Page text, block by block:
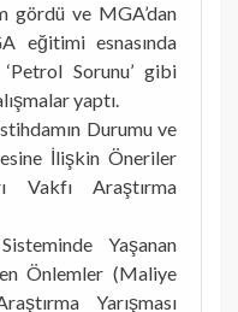
gördü ve MGA’dan
eğitimi esnasında
‘Petrol Sorunu’ gibi
yaptı.
Durumu ve
İlişkin Öneriler
Vakfı Araştırma
Yaşanan
Önlemler (Maliye
Yarışması